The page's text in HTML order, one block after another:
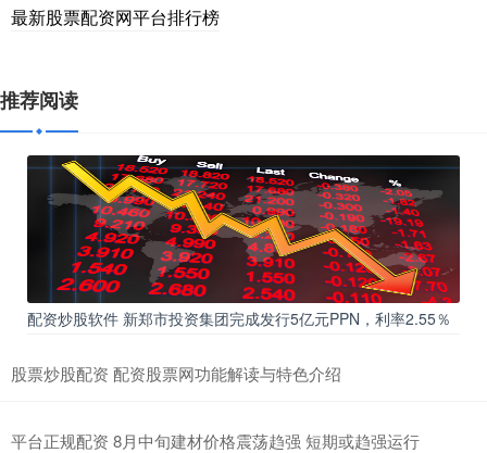
最新股票配资网平台排行榜
推荐阅读
配资炒股软件 新郑市投资集团完成发行5亿元PPN，利率2.55％
股票炒股配资 配资股票网功能解读与特色介绍
平台正规配资 8月中旬建材价格震荡趋强 短期或趋强运行